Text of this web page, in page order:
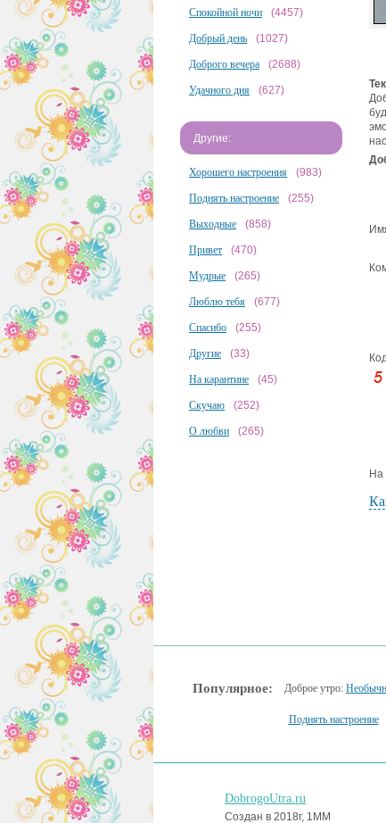
Спокойной ночи (4457)
Добрый день (1027)
Доброго вечера (2688)
Удачного дня (627)
Другие:
Хорошего настроения (983)
Поднять настроение (255)
Выходные (858)
Привет (470)
Мудрые (265)
Люблю тебя (677)
Спасибо (255)
Другие (33)
На карантине (45)
Скучаю (252)
О любви (265)
На
Популярное: Доброе утро:
Поднять настроение
DobrogoUtra.ru
Создан в 2018г, 1MM